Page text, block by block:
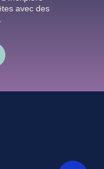
avec des